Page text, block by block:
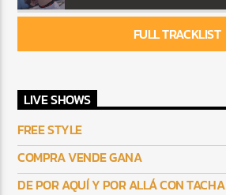
FULL TRACKLIST
LIVE SHOWS
FREE STYLE
COMPRA VENDE GANA
DE POR AQUÍ Y POR ALLÁ CON TACHA